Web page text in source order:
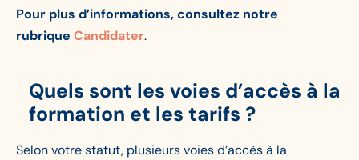
Pour plus d’informations, consultez notre
rubrique Candidater.
Quels sont les voies d’accès à la
formation et les tarifs ?
Selon votre statut, plusieurs voies d’accès à la